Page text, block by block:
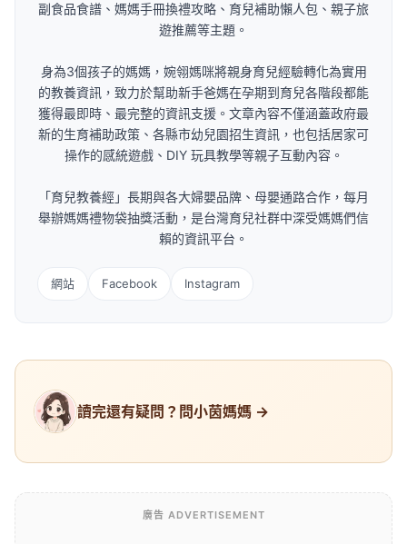
副食品食譜、媽媽手冊換禮攻略、育兒補助懶人包、親子旅
遊推薦等主題。
身為3個孩子的媽媽，婉翎媽咪將親身育兒經驗轉化為實用
的教養資訊，致力於幫助新手爸媽在孕期到育兒各階段都能
獲得最即時、最完整的資訊支援。文章內容不僅涵蓋政府最
新的生育補助政策、各縣市幼兒園招生資訊，也包括居家可
操作的感統遊戲、DIY 玩具教學等親子互動內容。
「育兒教養經」長期與各大婦嬰品牌、母嬰通路合作，每月
舉辦媽媽禮物袋抽獎活動，是台灣育兒社群中深受媽媽們信
賴的資訊平台。
網站 Facebook Instagram
讀完還有疑問？問小茵媽媽 →
廣告 ADVERTISEMENT